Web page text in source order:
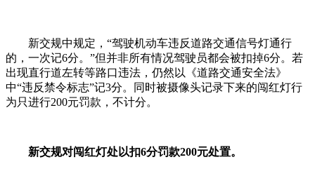
新交规中规定，“驾驶机动车违反道路交通信号灯通行
的，一次记6分。”但并非所有情况驾驶员都会被扣掉6分。若
出现直行道左转等路口违法，仍然以《道路交通安全法》
中“违反禁令标志”记3分。同时被摄像头记录下来的闯红灯行
为只进行200元罚款，不计分。
新交规对闯红灯处以扣6分罚款200元处置。